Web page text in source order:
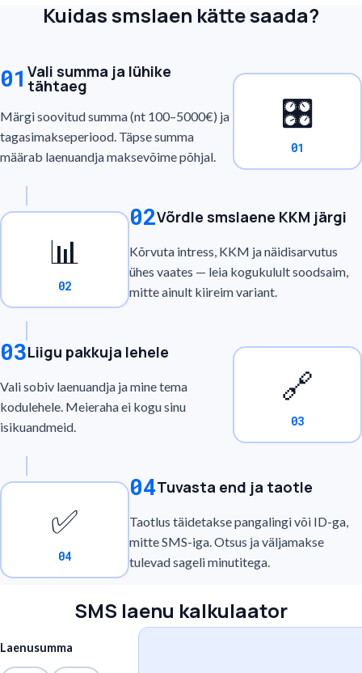
Kuidas smslaen kätte saada?
01 Vali summa ja lühike
tähtaeg
Märgi soovitud summa (nt 100–5000€) ja
tagasimakseperiood. Täpse summa
määrab laenuandja maksevõime põhjal.
🎛️
01
02Võrdle smslaene KKM järgi
Kõrvuta intress, KKM ja näidisarvutus
ühes vaates — leia kogukulult soodsaim,
mitte ainult kiireim variant.
📊
02
03Liigu pakkuja lehele
Vali sobiv laenuandja ja mine tema
kodulehele. Meieraha ei kogu sinu
isikuandmeid.
🔗
03
04Tuvasta end ja taotle
Taotlus täidetakse pangalingi või ID-ga,
mitte SMS-iga. Otsus ja väljamakse
tulevad sageli minutitega.
✅
04
SMS laenu kalkulaator
Laenusumma